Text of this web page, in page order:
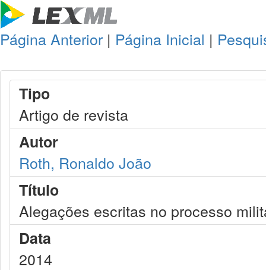
Página Anterior | Página Inicial |
Tipo
Artigo de revista
Autor
Roth, Ronaldo João
Título
Alegações escritas no processo
Data
2014